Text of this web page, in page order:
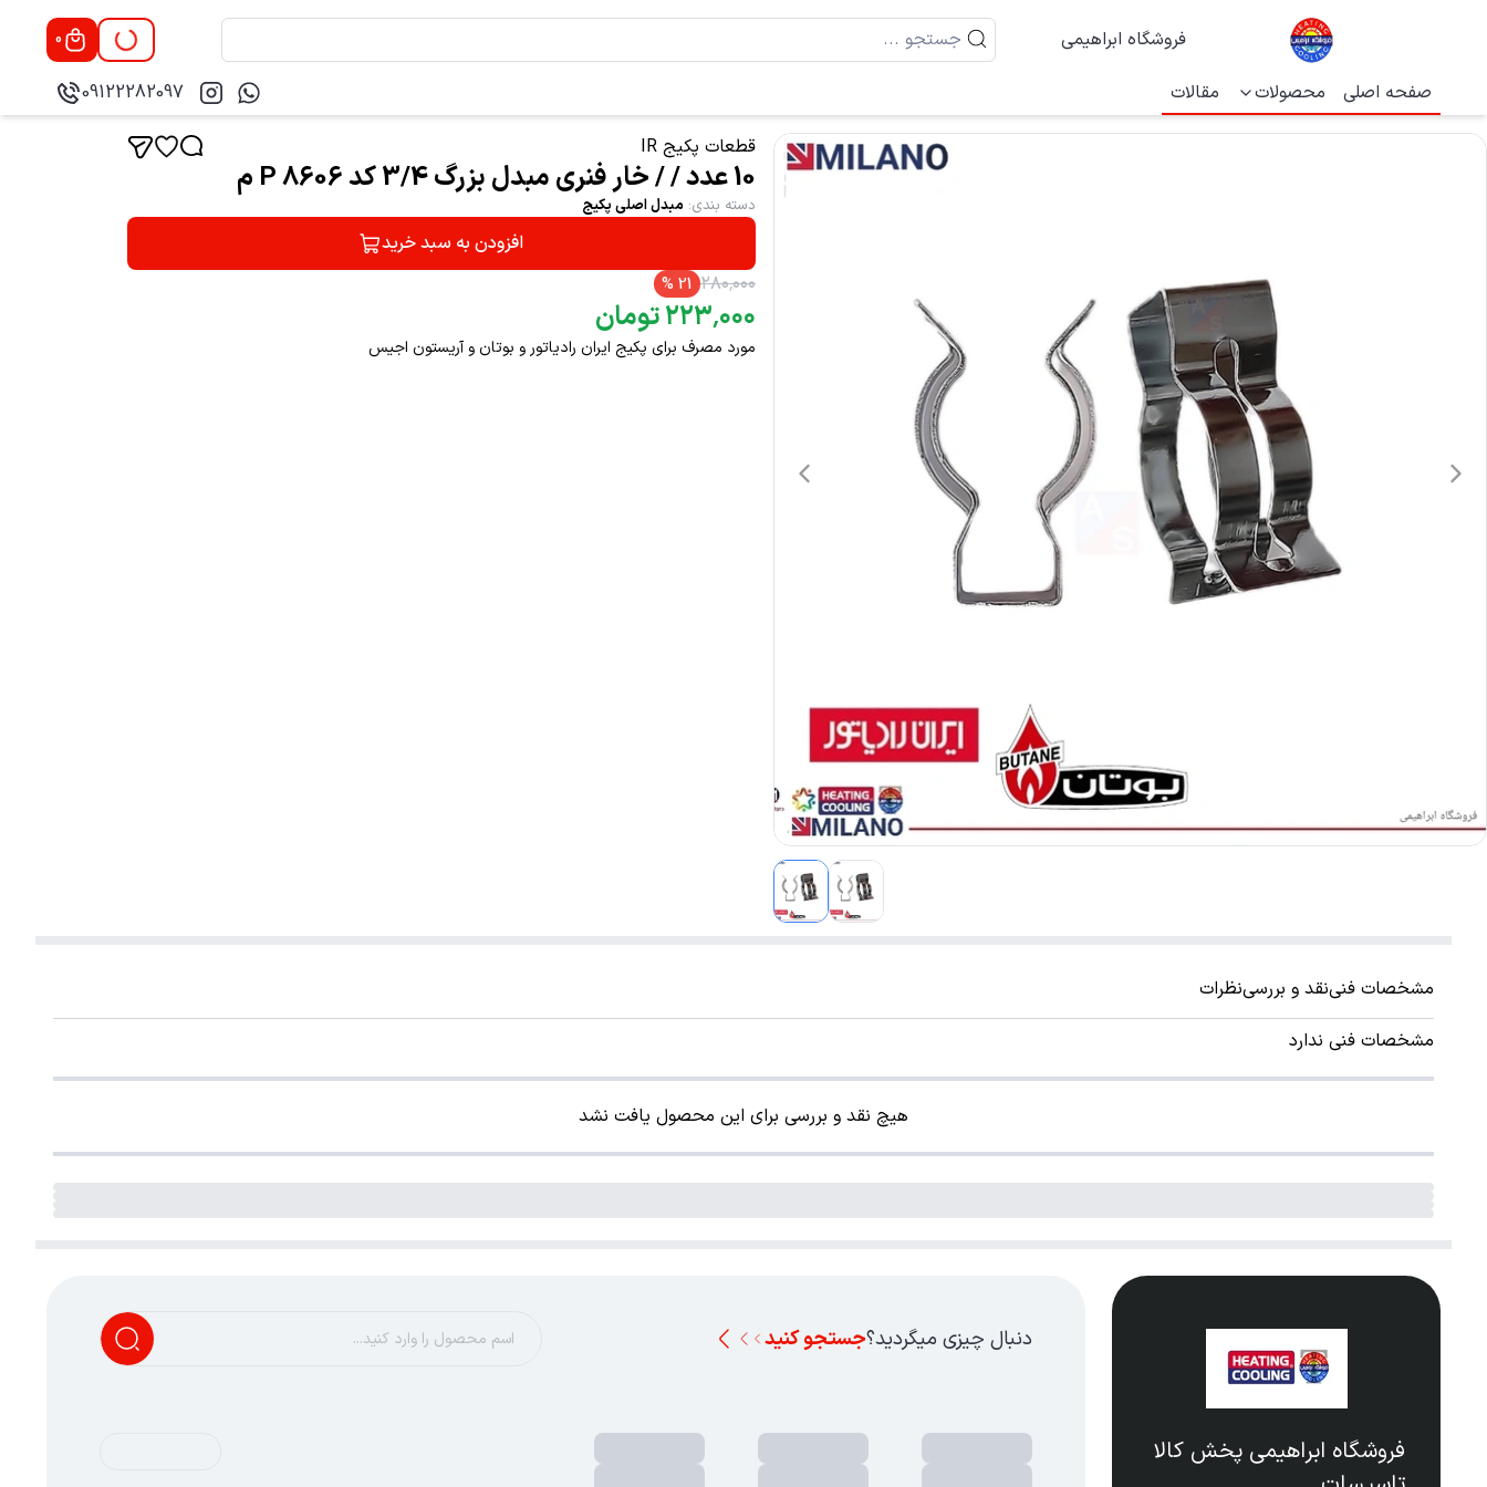
فروشگاه ابراهیمی 0
صفحه اصلی محصولات مقالات 09122282097
قطعات پکیج IR
10 عدد / / خار فنری مبدل بزرگ 3/4 کد 8606 P م
دسته بندی: مبدل اصلی پکیج
افزودن به سبد خرید
۲۸۰٬۰۰۰ 21
%
۲۲۳٬۰۰۰ تومان
مورد مصرف برای پکیج ایران رادیاتور و بوتان و آریستون اجیس
مشخصات فنینقد و بررسینظرات
مشخصات فنی ندارد
هیچ نقد و بررسی برای این محصول یافت نشد
فروشگاه ابراهیمی پخش کالا
دنبال چیزی میگردید؟جستجو کنید